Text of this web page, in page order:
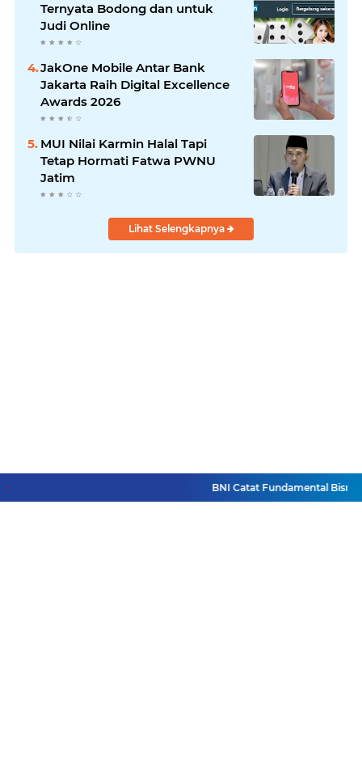
Ternyata Bodong dan untuk
Judi Online
JakOne Mobile Antar Bank
Jakarta Raih Digital Excellence
Awards 2026
MUI Nilai Karmin Halal Tapi
Tetap Hormati Fatwa PWNU
Jatim
Lihat Selengkapnya
BNI Catat Fundamental Bisnis